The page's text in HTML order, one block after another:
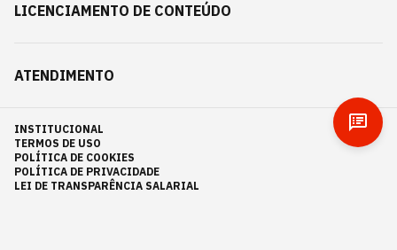
LICENCIAMENTO DE CONTEÚDO
ATENDIMENTO
INSTITUCIONAL
TERMOS DE USO
POLÍTICA DE COOKIES
POLÍTICA DE PRIVACIDADE
LEI DE TRANSPARÊNCIA SALARIAL